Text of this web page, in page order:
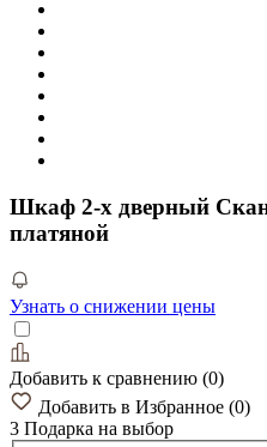
Шкаф 2-х дверный
платяной
Узнать о снижении цены
Добавить к сравнению (0)
Добавить в Избранное (0)
3 Подарка на выбор